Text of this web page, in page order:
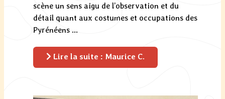
scène un sens aigu de l’observation et du
détail quant aux costumes et occupations des
Pyrénéens ...
Lire la suite : Maurice C.